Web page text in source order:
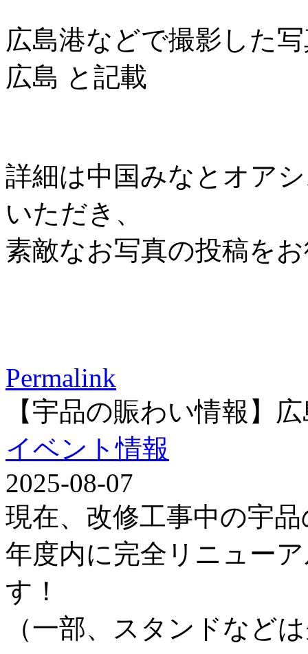
広島港などで撮影した
広島 と記載
詳細は中国みなとオア
いただき、
素敵なお写真の投稿を
Permalink
【宇品の賑わい情報】
イベント情報
2025-08-07
現在、改修工事中の宇
年度内に完全リニュー
す！
（一部、スタンドなど